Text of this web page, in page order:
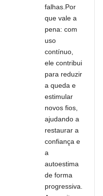
falhas.Por
que vale a
pena: com
uso
contínuo,
ele contribui
para reduzir
a queda e
estimular
novos fios,
ajudando a
restaurar a
confiança e
a
autoestima
de forma
progressiva.